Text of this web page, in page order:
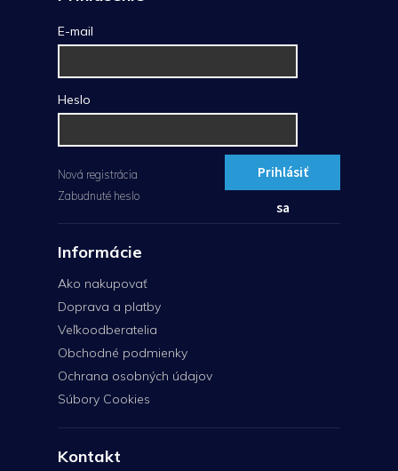
E-mail
Heslo
Prihlásiť
sa
Nová registrácia
Zabudnuté heslo
Informácie
Ako nakupovať
Doprava a platby
Veľkoodberatelia
Obchodné podmienky
Ochrana osobných údajov
Súbory Cookies
Kontakt